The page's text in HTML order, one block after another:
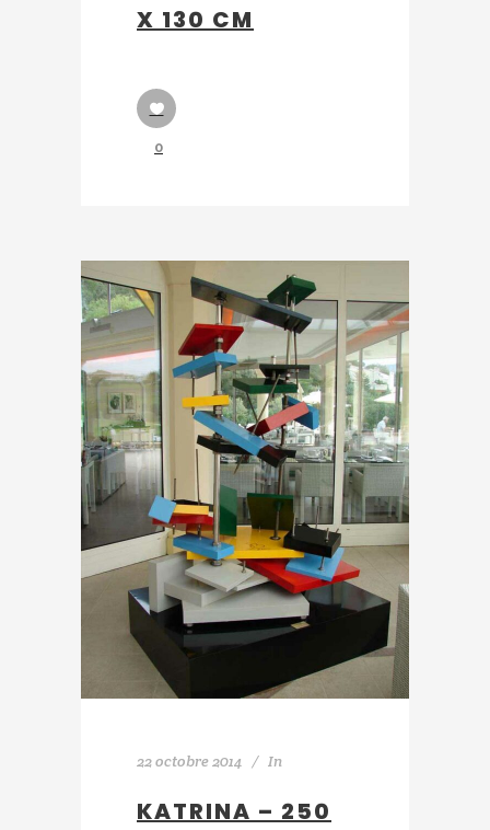
X 130 CM
0
22 octobre 2014 In
KATRINA – 250